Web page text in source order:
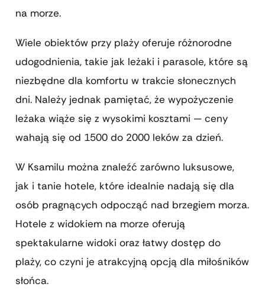
na morze.
Wiele obiektów przy plaży oferuje różnorodne
udogodnienia, takie jak leżaki i parasole, które są
niezbędne dla komfortu w trakcie słonecznych
dni. Należy jednak pamiętać, że wypożyczenie
leżaka wiąże się z wysokimi kosztami — ceny
wahają się od 1500 do 2000 leków za dzień.
W Ksamilu można znaleźć zarówno luksusowe,
jak i tanie hotele, które idealnie nadają się dla
osób pragnących odpocząć nad brzegiem morza.
Hotele z widokiem na morze oferują
spektakularne widoki oraz łatwy dostęp do
plaży, co czyni je atrakcyjną opcją dla miłośników
słońca.